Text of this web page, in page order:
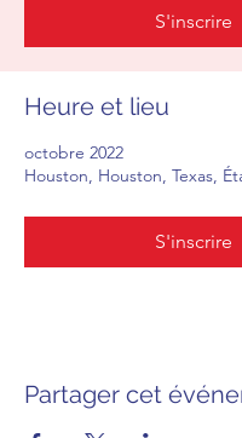
S'inscrire
Heure et lieu
octobre 2022
Houston, Houston, Texas,
S'inscrire
Partager cet